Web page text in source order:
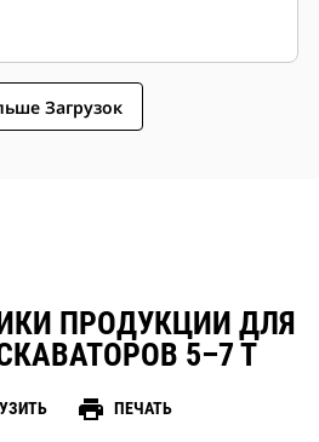
Загрузок
ПРОДУКЦИИ ДЛЯ
5–7 Т
print ПЕЧАТЬ